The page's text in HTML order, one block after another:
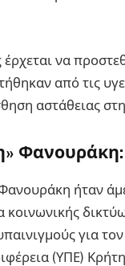
να
από τις
αστάθειας
Φανουράκη:
ήταν
για
(ΥΠΕ)